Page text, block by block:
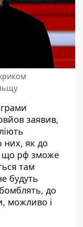
заявив,
них, як до
що рф зможе
там
будуть
до
можливо і